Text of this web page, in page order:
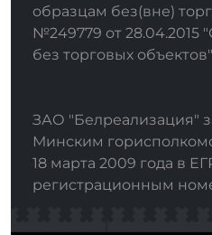
образцам без(вне)
№249779 от 28.04.2015
без торговых объектов"
ЗАО "Белреализация"
Минским
18 марта 2009 года в
регистрационным